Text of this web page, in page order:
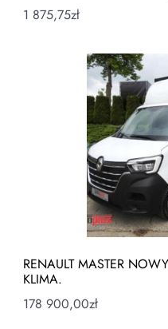
1 875,75zł
RENAULT MASTER
KLIMA.
178 900,00zł